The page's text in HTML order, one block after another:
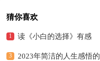
猜你喜欢
读《小白的选择》有感
2023年简洁的人生感悟的